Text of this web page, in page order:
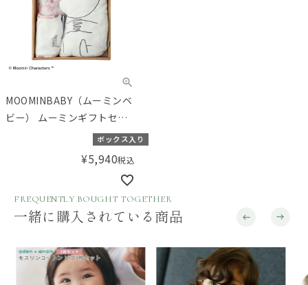
MOOMINBABY（ムーミンベ
ビー） ムーミンギフトセッ
ト ベーシック ピンクボックス入り
¥5,940税込
FREQUENTLY BOUGHT TOGETHER
一緒に購入されている商品